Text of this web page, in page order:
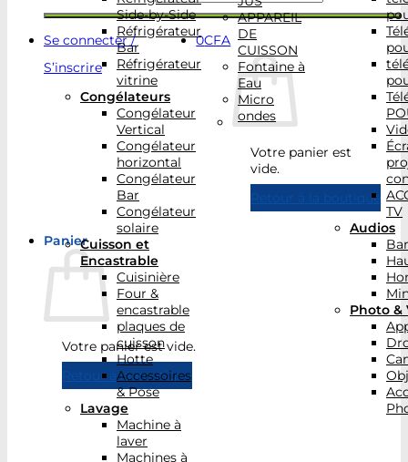
Se connecter /
S’inscrire
0CFA
Votre panier est
vide.
Retour à la boutique
Panier
Votre panier est vide.
Retour à la boutique
Side-by-Side
Réfrigérateur
Bar
Réfrigérateur
vitrine
Congélateurs
Congélateur
Vertical
Congélateur
horizontal
Congélateur
Bar
Congélateur
solaire
Cuisson et
Encastrable
Cuisinière
Four &
encastrable
plaques de
cuisson
Hotte
Accessoires
& Pose
Lavage
Machine à
laver
Machines à
APPAREIL
DE
CUISSON
Fontaine à
Eau
Micro
ondes
TV
Audios
Photo &